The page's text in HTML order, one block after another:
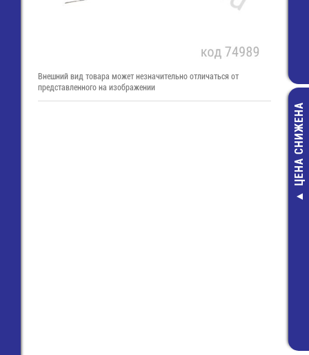
ЦЕНА СНИЖЕНА
Внешний вид товара может незначительно отличаться от
представленного на изображении